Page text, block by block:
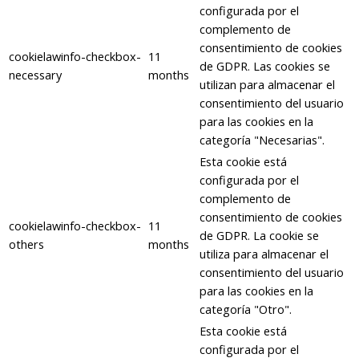
cookielawinfo-checkbox-
necessary
11
months
configurada por el
complemento de
consentimiento de cookies
de GDPR. Las cookies se
utilizan para almacenar el
consentimiento del usuario
para las cookies en la
categoría "Necesarias".
cookielawinfo-checkbox-
others
11
months
Esta cookie está
configurada por el
complemento de
consentimiento de cookies
de GDPR. La cookie se
utiliza para almacenar el
consentimiento del usuario
para las cookies en la
categoría "Otro".
Esta cookie está
configurada por el